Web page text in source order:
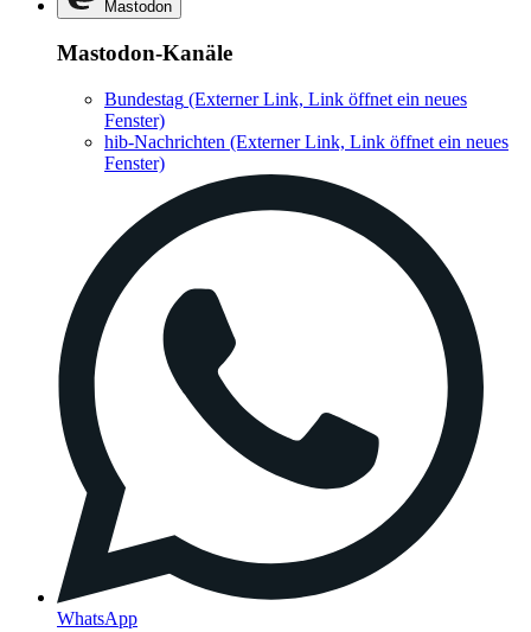
Mastodon
Mastodon-Kanäle
Bundestag (Externer Link, Link öffnet ein neues
Fenster)
hib-Nachrichten (Externer Link, Link öffnet ein neues
Fenster)
WhatsApp